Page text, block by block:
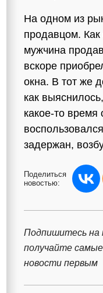
На одном из
продавцом.
мужчина
вскоре
окна. В тот же
как
какое-то время
задержан,
Поделиться
новостью:
Подпишитесь на
получайте
новости первым